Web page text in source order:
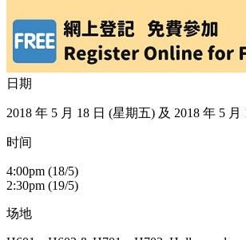
日期
2018 年 5 月 18 日 (星期五) 及 2018 年 5
时间
4:00pm (18/5)
2:30pm (19/5)
场地